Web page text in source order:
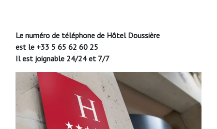
Le numéro de téléphone de Hôtel Doussière
est le +33 5 65 62 60 25
Il est joignable 24/24 et 7/7